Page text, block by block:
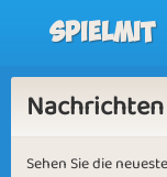
Spielmit
Nachrichten
Sehen Sie die